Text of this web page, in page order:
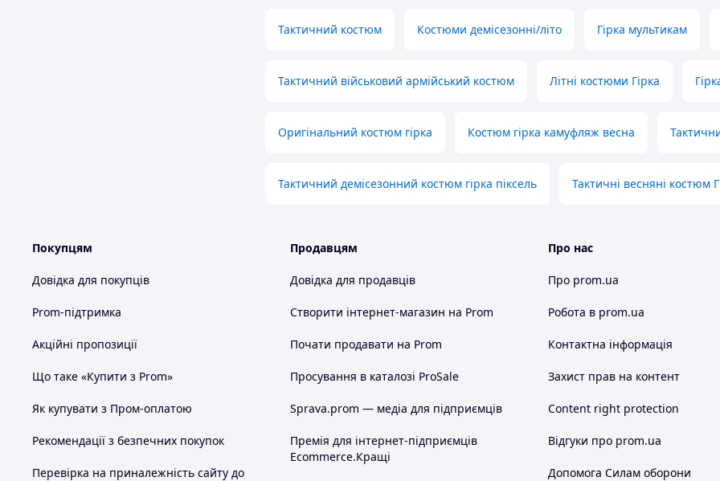
Тактичний костюм Костюми демісезонні/літо Гірка мультикам
Тактичний військовий армійський костюм Літні костюми Гірка
Оригінальний костюм гірка Костюм гірка камуфляж весна
Тактичний демісезонний костюм гірка піксель Тактичні весняні костюм
Покупцям
Довідка для покупців
Prom-підтримка
Акційні пропозиції
Що таке «Купити з Prom»
Як купувати з Пром-оплатою
Рекомендації з безпечних покупок
Перевірка на приналежність сайту до
Продавцям
Довідка для продавців
Створити інтернет-магазин на Prom
Почати продавати на Prom
Просування в каталозі ProSale
Sprava.prom — медіа для підприємців
Премія для інтернет-підприємців
Ecommerce.Кращі
Про нас
Про prom.ua
Робота в prom.ua
Контактна інформація
Захист прав на контент
Content right protection
Відгуки про prom.ua
Допомога Силам оборони